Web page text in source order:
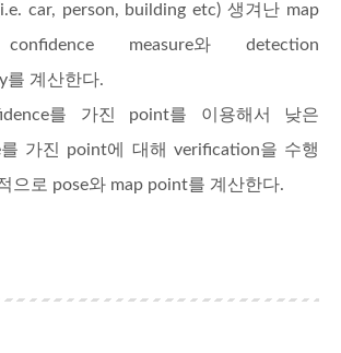
car, person, building etc) 생겨난 map
measure와 detection
를 계산한다.
를 가진 point를 이용해서 낮은
가진 point에 대해 verification을 수행
으로 pose와 map point를 계산한다.